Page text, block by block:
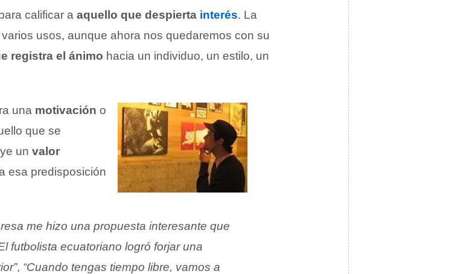
calificar a aquello que despierta interés. La
usos, aunque ahora nos quedaremos con su
registra el ánimo hacia un individuo, un estilo, un
una motivación o
que se
un valor
esa predisposición
me hizo una propuesta interesante que
futbolista ecuatoriano logró forjar una
, “Cuando tengas tiempo libre, vamos a